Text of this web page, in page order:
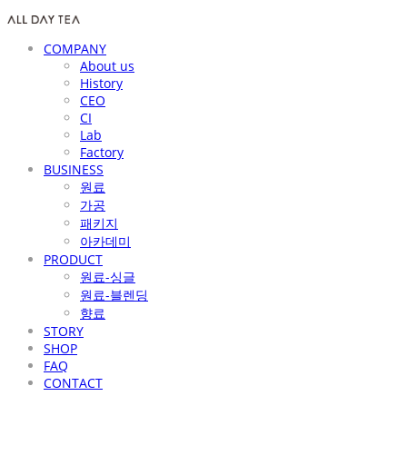
COMPANY
About us
History
CEO
CI
Lab
Factory
BUSINESS
원료
가공
패키지
아카데미
PRODUCT
원료-싱글
원료-블렌딩
향료
STORY
SHOP
FAQ
CONTACT